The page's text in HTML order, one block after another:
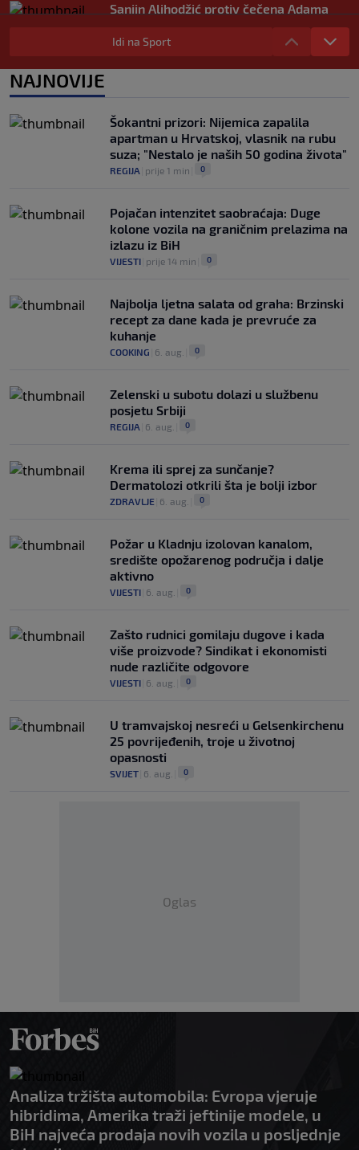
Sanjin Alihodžić protiv čečena Adama
Tadushaeva – borba za WAKO PRO titulu
OSTALI SPORTOVI
Arsenal ostaje praznih ruku: Vinícius
Idi na Sport
NAJNOVIJE
Šokantni prizori: Nijemica zapalila
apartman u Hrvatskoj, vlasnik na rubu
suza; "Nestalo je naših 50 godina života"
REGIJA prije 1 min 0
Pojačan intenzitet saobraćaja: Duge
kolone vozila na graničnim prelazima na
izlazu iz BiH
VIJESTI prije 14 min 0
Najbolja ljetna salata od graha: Brzinski
recept za dane kada je prevruće za
kuhanje
COOKING 6. aug. 0
Zelenski u subotu dolazi u službenu
posjetu Srbiji
REGIJA 6. aug. 0
Krema ili sprej za sunčanje?
Dermatolozi otkrili šta je bolji izbor
ZDRAVLJE 6. aug. 0
Požar u Kladnju izolovan kanalom,
središte opožarenog područja i dalje
aktivno
VIJESTI 6. aug. 0
Zašto rudnici gomilaju dugove i kada
više proizvode? Sindikat i ekonomisti
nude različite odgovore
VIJESTI 6. aug. 0
U tramvajskoj nesreći u Gelsenkirchenu
25 povrijeđenih, troje u životnoj
opasnosti
SVIJET 6. aug. 0
Oglas
Analiza tržišta automobila: Evropa vjeruje
hibridima, Amerika traži jeftinije modele, u
BiH najveća prodaja novih vozila u posljednje